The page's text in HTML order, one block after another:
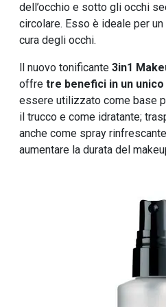
dell’occhio e sotto gli occhi
circolare. Esso è ideale per
cura degli occhi.
ll nuovo tonificante 3in1
offre tre benefici in un
essere utilizzato come base
il trucco e come idratante;
anche come spray
aumentare la durata del